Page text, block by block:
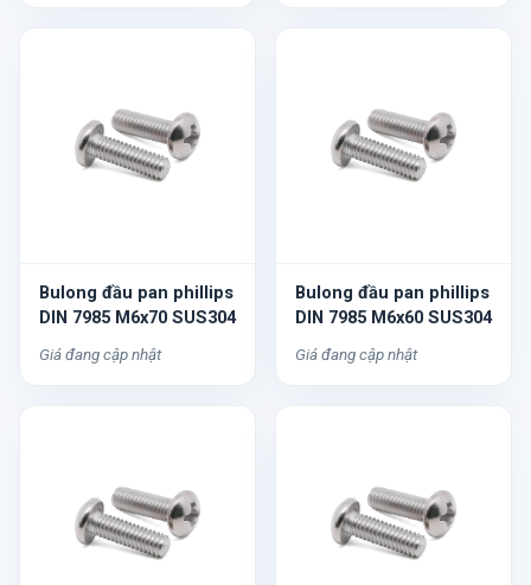
Bulong đầu pan phillips
DIN 7985 M6x70 SUS304
Giá đang cập nhật
Bulong đầu pan phillips
DIN 7985 M6x60 SUS304
Giá đang cập nhật